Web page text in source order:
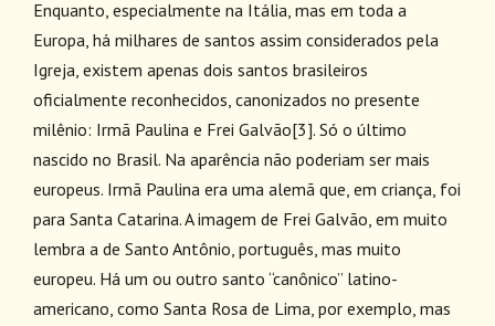
Enquanto, especialmente na Itália, mas em toda a
Europa, há milhares de santos assim considerados pela
Igreja, existem apenas dois santos brasileiros
oficialmente reconhecidos, canonizados no presente
milênio: Irmã Paulina e Frei Galvão[3]. Só o último
nascido no Brasil. Na aparência não poderiam ser mais
europeus. Irmã Paulina era uma alemã que, em criança, foi
para Santa Catarina. A imagem de Frei Galvão, em muito
lembra a de Santo Antônio, português, mas muito
europeu. Há um ou outro santo “canônico” latino-
americano, como Santa Rosa de Lima, por exemplo, mas